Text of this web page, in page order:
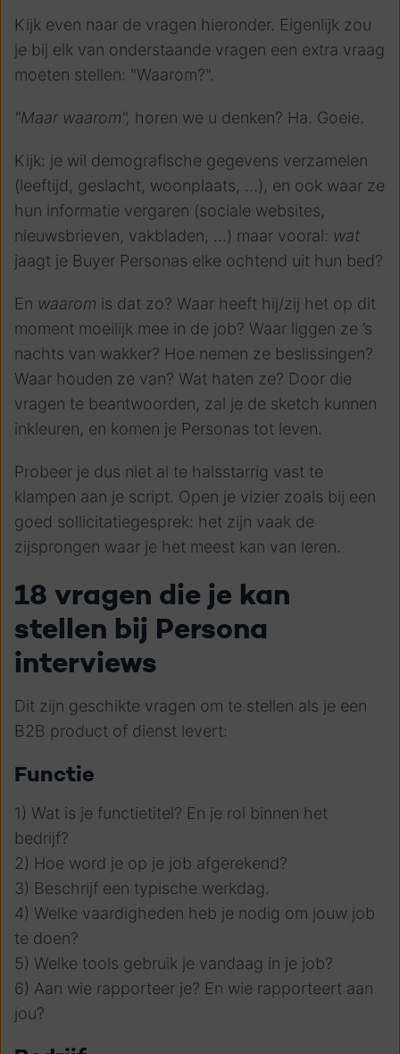
Kijk even naar de vragen hieronder. Eigenlijk zou
je bij elk van onderstaande vragen een extra vraag
moeten stellen: "Waarom?".
"Maar waarom", horen we u denken? Ha. Goeie.
Kijk: je wil demografische gegevens verzamelen
(leeftijd, geslacht, woonplaats, …), en ook waar ze
hun informatie vergaren (sociale websites,
nieuwsbrieven, vakbladen, …) maar vooral: wat
jaagt je Buyer Personas elke ochtend uit hun bed?
En waarom is dat zo? Waar heeft hij/zij het op dit
moment moeilijk mee in de job? Waar liggen ze ’s
nachts van wakker? Hoe nemen ze beslissingen?
Waar houden ze van? Wat haten ze? Door die
vragen te beantwoorden, zal je de sketch kunnen
inkleuren, en komen je Personas tot leven.
Probeer je dus niet al te halsstarrig vast te
klampen aan je script. Open je vizier zoals bij een
goed sollicitatiegesprek: het zijn vaak de
zijsprongen waar je het meest kan van leren.
18 vragen die je kan
stellen bij Persona
interviews
Dit zijn geschikte vragen om te stellen als je een
B2B product of dienst levert:
Functie
1) Wat is je functietitel? En je rol binnen het
bedrijf?
2) Hoe word je op je job afgerekend?
3) Beschrijf een typische werkdag.
4) Welke vaardigheden heb je nodig om jouw job
te doen?
5) Welke tools gebruik je vandaag in je job?
6) Aan wie rapporteer je? En wie rapporteert aan
jou?